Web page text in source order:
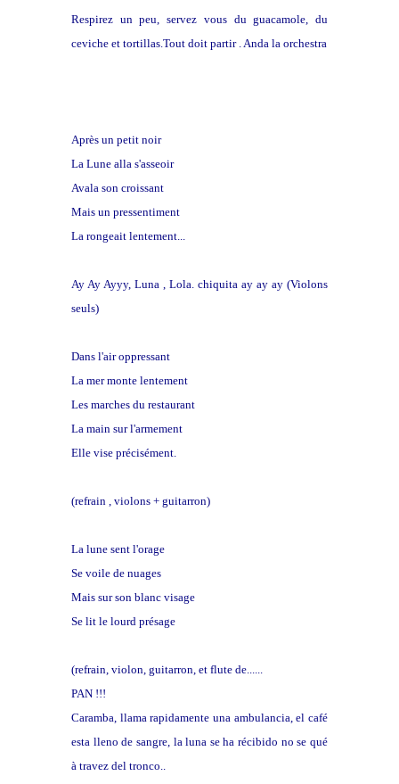
Respirez un peu, servez vous du guacamole, du
ceviche et tortillas.Tout doit partir . Anda la orchestra
Après un petit noir
La Lune alla s'asseoir
Avala son croissant
Mais un pressentiment
La rongeait lentement...
Ay Ay Ayyy, Luna , Lola. chiquita ay ay ay (Violons
seuls)
Dans l'air oppressant
La mer monte lentement
Les marches du restaurant
La main sur l'armement
Elle vise précisément.
(refrain , violons + guitarron)
La lune sent l'orage
Se voile de nuages
Mais sur son blanc visage
Se lit le lourd présage
(refrain, violon, guitarron, et flute de......
PAN !!!
Caramba, llama rapidamente una ambulancia, el café
esta lleno de sangre, la luna se ha récibido no se qué
à travez del tronco..